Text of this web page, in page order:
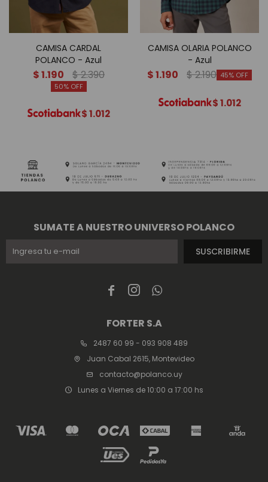
CAMISA CARDAL
POLANCO - Azul
$1.190 $2.390
50
$1.012
CAMISA OLARIA POLANCO
- Azul
$1.190 $2.190 45
$1.012
  
FORTER S.A
2487 60 99 - 093 908 489
Juan Cabal 2615, Montevideo
contacto@polanco.uy
Lunes a Viernes de 10:00 a 17:00 hs
SUMATE A NUESTRO UNIVERSO POLANCO
SUSCRIBIRME